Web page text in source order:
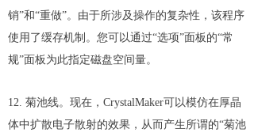
销”和“重做”。由于所涉及操作的复杂性，该程序
使用了缓存机制。您可以通过“选项”面板的“常
规”面板为此指定磁盘空间量。
12. 菊池线。现在，CrystalMaker可以模仿在厚晶
体中扩散电子散射的效果，从而产生所谓的“菊池